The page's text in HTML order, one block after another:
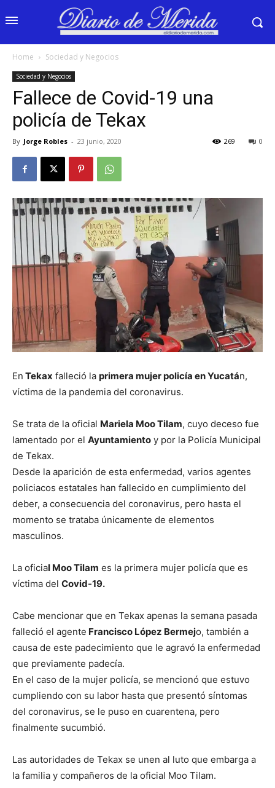
Home Sociedad y Negocios
Sociedad y Negocios
Fallece de Covid-19 una
policía de Tekax
By Jorge Robles - 23 junio, 2020 0
269
En Tekax falleció la primera mujer policía en Yucatán,
víctima de la pandemia del coronavirus.
Se trata de la oficial Mariela Moo Tilam, cuyo deceso fue
lamentado por el Ayuntamiento y por la Policía Municipal
de Tekax.
Desde la aparición de esta enfermedad, varios agentes
policiacos estatales han fallecido en cumplimiento del
deber, a consecuencia del coronavirus, pero hasta el
momento se trataba únicamente de elementos
masculinos.
La oficial Moo Tilam es la primera mujer policía que es
víctima del Covid-19.
Cabe mencionar que en Tekax apenas la semana pasada
falleció el agente Francisco López Bermejo, también a
causa de este padecimiento que le agravó la enfermedad
que previamente padecía.
En el caso de la mujer policía, se mencionó que estuvo
cumpliendo con su labor hasta que presentó síntomas
del coronavirus, se le puso en cuarentena, pero
finalmente sucumbió.
Las autoridades de Tekax se unen al luto que embarga a
la familia y compañeros de la oficial Moo Tilam.